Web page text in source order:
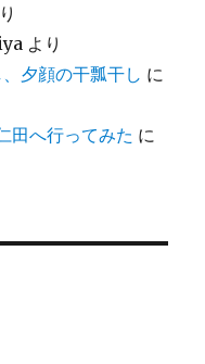
より
夕顔の干瓢干し に
田へ行ってみた に